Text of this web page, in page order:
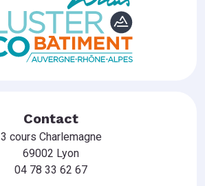
Contact
3 cours Charlemagne
69002 Lyon
04 78 33 62 67